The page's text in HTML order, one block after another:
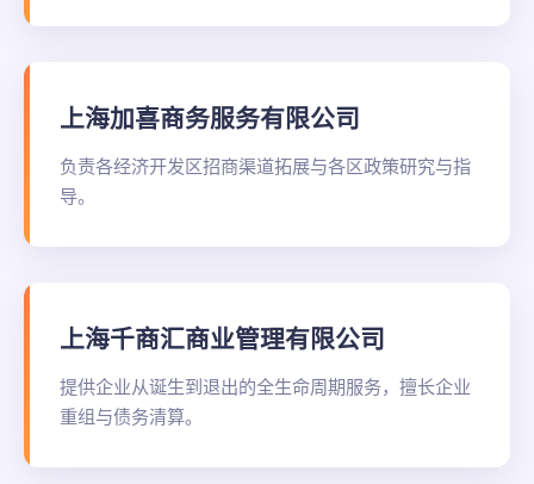
上海加喜商务服务有限公司
负责各经济开发区招商渠道拓展与各区政策研究与指
导。
上海千商汇商业管理有限公司
提供企业从诞生到退出的全生命周期服务，擅长企业
重组与债务清算。